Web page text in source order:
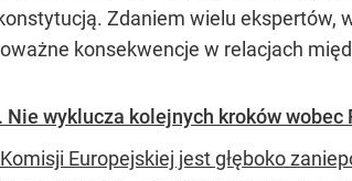
Zdaniem wielu
konsekwencje w relacjach
Nie wyklucza kolejnych kroków wobec
Europejskiej jest głęboko